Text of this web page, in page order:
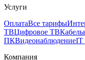
Услуги
ОплатаВсе тарифы
ТВЦифровое ТВ
ПКВидеонаблюдениеIT
Компания